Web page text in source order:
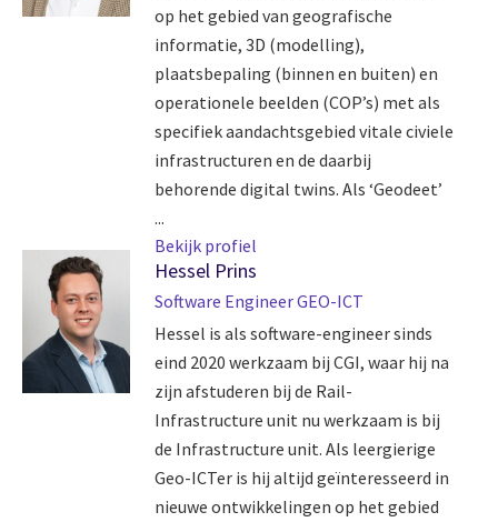
op het gebied van geografische
informatie, 3D (modelling),
plaatsbepaling (binnen en buiten) en
operationele beelden (COP’s) met als
specifiek aandachtsgebied vitale civiele
infrastructuren en de daarbij
behorende digital twins. Als ‘Geodeet’
...
Bekijk profiel
Hessel Prins
Software Engineer GEO-ICT
Hessel is als software-engineer sinds
eind 2020 werkzaam bij CGI, waar hij na
zijn afstuderen bij de Rail-
Infrastructure unit nu werkzaam is bij
de Infrastructure unit. Als leergierige
Geo-ICTer is hij altijd geïnteresseerd in
nieuwe ontwikkelingen op het gebied